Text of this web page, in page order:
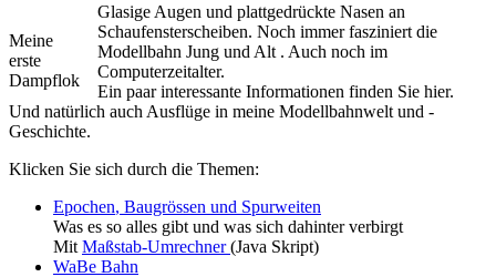
Meine
erste
Dampflok
Glasige Augen und plattgedrückte Nasen an
Schaufensterscheiben. Noch immer fasziniert die
Modellbahn Jung und Alt . Auch noch im
Computerzeitalter.
Ein paar interessante Informationen finden Sie hier.
Und natürlich auch Ausflüge in meine Modellbahnwelt und -
Geschichte.
Klicken Sie sich durch die Themen:
Epochen, Baugrössen und Spurweiten
Was es so alles gibt und was sich dahinter verbirgt
Mit Maßstab-Umrechner(Java Skript)
WaBe Bahn